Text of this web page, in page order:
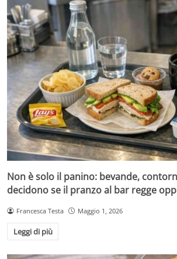
Non è solo il panino: bevande,
decidono se il pranzo al bar regge
Francesca Testa Maggio 1, 2026
Leggi di più